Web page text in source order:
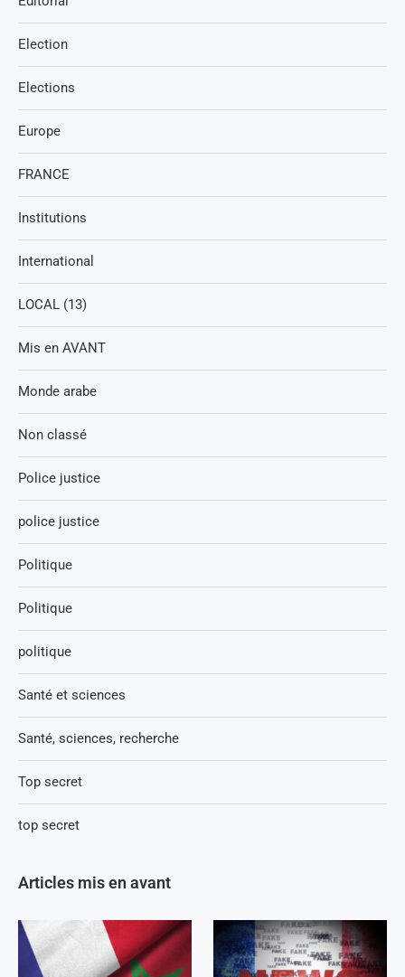
Election
Elections
Europe
FRANCE
Institutions
International
LOCAL (13)
Mis en AVANT
Monde arabe
Non classé
Police justice
police justice
Politique
Politique
politique
Santé et sciences
Santé, sciences, recherche
Top secret
top secret
Articles mis en avant